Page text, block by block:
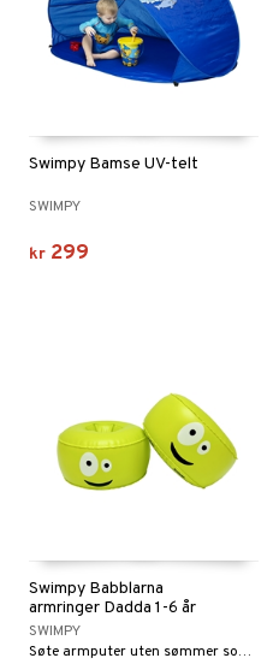
Swimpy Bamse UV-telt
SWIMPY
kr 299
Swimpy Babblarna
armringer Dadda 1-6 år
SWIMPY
Søte armputer uten sømmer som gnager.